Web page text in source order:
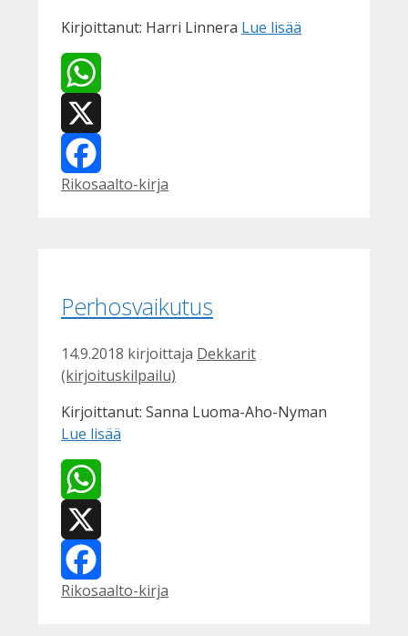
Kirjoittanut: Harri Linnera Lue lisää
WhatsApp
X
Facebook
Kategoriat
Rikosaalto-kirja
Perhosvaikutus
14.9.2018 kirjoittaja Dekkarit
(kirjoituskilpailu)
Kirjoittanut: Sanna Luoma-Aho-Nyman
Lue lisää
WhatsApp
X
Facebook
Kategoriat
Rikosaalto-kirja